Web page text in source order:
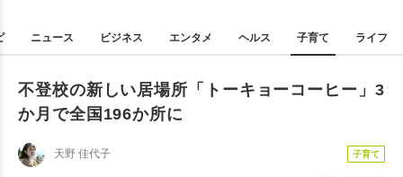
ニュース ビジネス エンタメ ヘルス 子育て ライフ
不登校の新しい居場所「トーキョーコーヒー」3
か月で全国196か所に
天野 佳代子 子育て